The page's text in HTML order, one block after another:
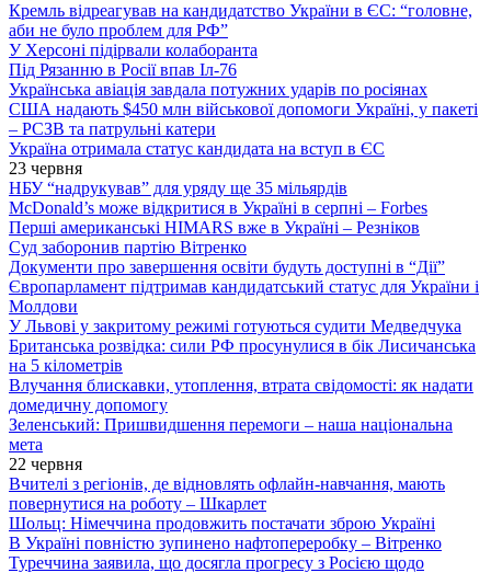
Кремль відреагував на кандидатство України в ЄС: “головне,
аби не було проблем для РФ”
У Херсоні підірвали колаборанта
Під Рязанню в Росії впав Іл-76
Українська авіація завдала потужних ударів по росіянах
США надають $450 млн військової допомоги Україні, у пакеті
– РСЗВ та патрульні катери
Україна отримала статус кандидата на вступ в ЄС
23 червня
НБУ “надрукував” для уряду ще 35 мільярдів
McDonald’s може відкритися в Україні в серпні – Forbes
Перші американські HIMARS вже в Україні – Резніков
Суд заборонив партію Вітренко
Документи про завершення освіти будуть доступні в “Дії”
Європарламент підтримав кандидатський статус для України і
Молдови
У Львові у закритому режимі готуються судити Медведчука
Британська розвідка: сили РФ просунулися в бік Лисичанська
на 5 кілометрів
Влучання блискавки, утоплення, втрата свідомості: як надати
домедичну допомогу
Зеленський: Пришвидшення перемоги – наша національна
мета
22 червня
Вчителі з регіонів, де відновлять офлайн-навчання, мають
повернутися на роботу – Шкарлет
Шольц: Німеччина продовжить постачати зброю Україні
В Україні повністю зупинено нафтопереробку – Вітренко
Туреччина заявила, що досягла прогресу з Росією щодо